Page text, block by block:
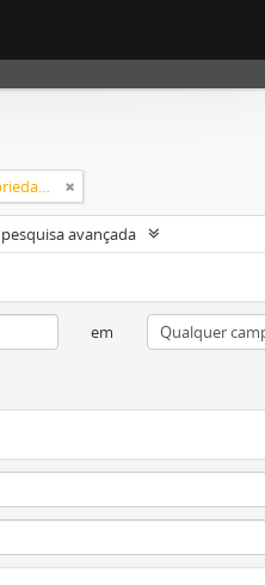
INPI - Instituto Nacional da Propriedade Industrial
avançada
em